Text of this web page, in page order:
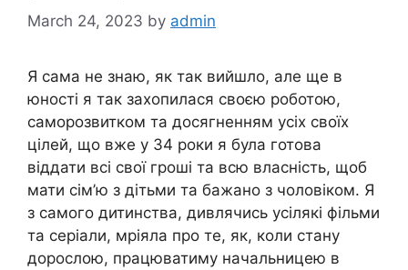
March 24, 2023 by admin
Я сама не знаю, як так вийшло, але ще в
юності я так захопилася своєю роботою,
саморозвитком та досягненням усіх своїх
цілей, що вже у 34 роки я була готова
віддати всі свої гроші та всю власність, щоб
мати сім’ю з дітьми та бажано з чоловіком. Я
з самого дитинства, дивлячись усілякі фільми
та серіали, мріяла про те, як, коли стану
дорослою, працюватиму начальницею в